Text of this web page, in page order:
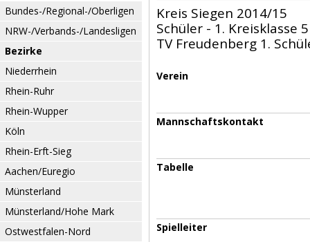
Bundes-/Regional-/Oberligen
NRW-/Verbands-/Landesligen
Bezirke
Niederrhein
Rhein-Ruhr
Rhein-Wupper
Köln
Rhein-Erft-Sieg
Aachen/Euregio
Münsterland
Münsterland/Hohe Mark
Ostwestfalen-Nord
Kreis Siegen 2014/15
Schüler - 1. Kreisklasse 5
TV Freudenberg 1.
Verein
Mannschaftskontakt
Tabelle
Spielleiter